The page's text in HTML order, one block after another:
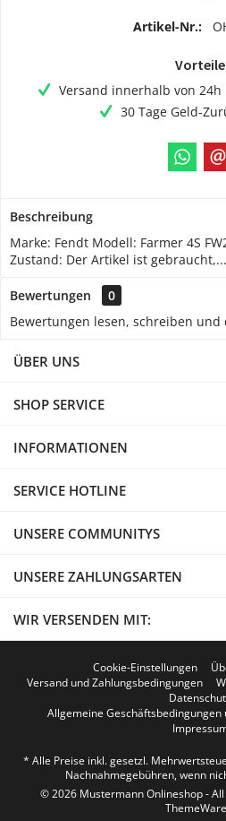
Artikel-Nr.:
Vorteile
Versand innerhalb von
30 Tage Geld-
Beschreibung
Marke: Fendt Modell: Farmer 4S
Zustand: Der Artikel ist gebraucht,...
Bewertungen
0
Bewertungen lesen, schreiben und
ÜBER UNS
SHOP SERVICE
INFORMATIONEN
SERVICE HOTLINE
UNSERE COMMUNITYS
UNSERE ZAHLUNGSARTEN
WIR VERSENDEN MIT:
Cookie-Einstellungen
Versand und Zahlungsbedingungen
Allgemeine
* Alle Preise inkl. gesetzl.
Nachnahmegebühren, wenn
© 2026 Mustermann Onlineshop - All